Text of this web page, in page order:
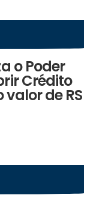
o Poder
Crédito
de RS